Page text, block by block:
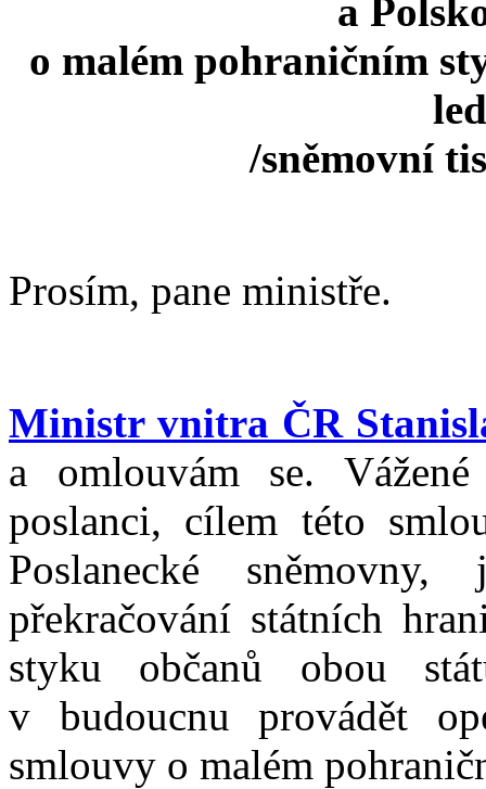
a
o malém pohraničním
/sněmovní
Prosím, pane ministře.
Ministr vnitra ČR
a omlouvám se.
poslanci, cílem této
Poslanecké
překračování státních
styku občanů obou
v budoucnu provádět
smlouvy o malém